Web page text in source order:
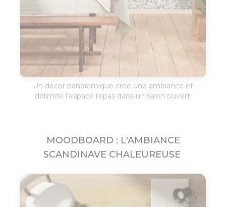
Un décor panoramique crée une ambiance et
délimite l'espace repas dans un salon ouvert.
MOODBOARD : L'AMBIANCE
SCANDINAVE CHALEUREUSE